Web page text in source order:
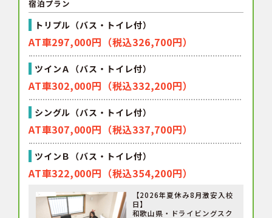
宿泊プラン
トリプル（バス・トイレ付）
AT車297,000円（税込326,700円）
ツインＡ（バス・トイレ付）
AT車302,000円（税込332,200円）
シングル（バス・トイレ付）
AT車307,000円（税込337,700円）
ツインＢ（バス・トイレ付）
AT車322,000円（税込354,200円）
【2026年夏休み8月激安入校
日】
和歌山県・ドライビングスク